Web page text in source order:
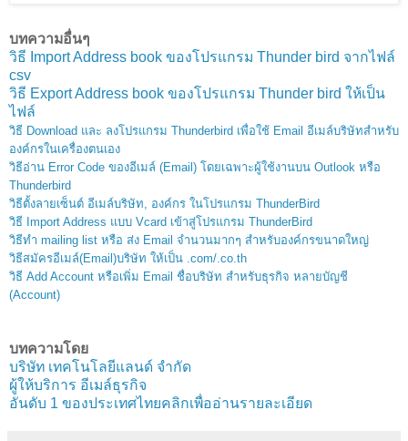
บทความอื่นๆ
วิธี Import Address book ของโปรแกรม Thunder bird จากไฟล์
csv
วิธี Export Address book ของโปรแกรม Thunder bird ให้เป็น
ไฟล์
วิธี Download และ ลงโปรแกรม Thunderbird เพื่อใช้ Email อีเมล์บริษัทสำหรับ
องค์กรในเครื่องตนเอง
วิธีอ่าน Error Code ของอีเมล์ (Email) โดยเฉพาะผู้ใช้งานบน Outlook หรือ
Thunderbird
วิธีตั้งลายเซ็นต์ อีเมล์บริษัท, องค์กร ในโปรแกรม ThunderBird
วิธี Import Address แบบ Vcard เข้าสู่โปรแกรม ThunderBird
วิธีทำ mailing list หรือ ส่ง Email จำนวนมากๆ สำหรับองค์กรขนาดใหญ่
วิธีสมัครอีเมล์(Email)บริษัท ให้เป็น .com/.co.th
วิธี Add Account หรือเพิ่ม Email ชื่อบริษัท สำหรับธุรกิจ หลายบัญชี
(Account)
บทความโดย
บริษัท เทคโนโลยีแลนด์ จำกัด
ผู้ให้บริการ อีเมล์ธุรกิจ
อันดับ 1 ของประเทศไทยคลิกเพื่ออ่านรายละเอียด